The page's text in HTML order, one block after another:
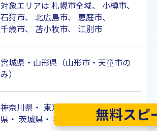
対象エリアは 札幌市全域、 小樽市、
石狩市、 北広島市、 恵庭市、
千歳市、 苫小牧市、 江別市
宮城県・山形県（山形市・天童市の
み）
神奈川県 ・ 東京都 千葉県・埼玉
県 ・ 茨城県 ・ 栃木県 群馬県
無料スピ